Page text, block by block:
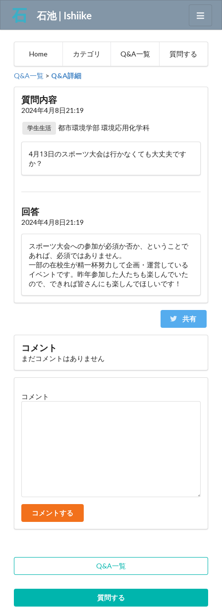
石池 | Ishiike
Home カテゴリ Q&A一覧 質問する
Q&A一覧 > Q&A詳細
質問内容
2024年4月8日21:19
学生生活 都市環境学部 環境応用化学科
4月13日のスポーツ大会は行かなくても大丈夫です
か？
回答
2024年4月8日21:19
スポーツ大会への参加が必須か否か、ということで
あれば、必須ではありません。
一部の在校生が精一杯努力して企画・運営している
イベントです。昨年参加した人たちも楽しんでいた
ので、できれば皆さんにも楽しんでほしいです！
共有
コメント
まだコメントはありません
コメント
コメントする
Q&A一覧
質問する